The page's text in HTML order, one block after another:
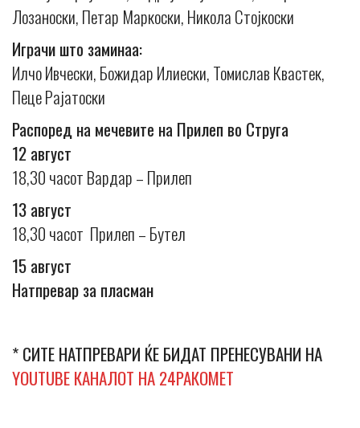
Лозаноски, Петар Маркоски, Никола Стојкоски
Играчи што заминаа:
Илчо Ивчески, Божидар Илиески, Томислав Квастек,
Пеце Рајатоски
Распоред на мечевите на Прилеп во Струга
12 август
18,30 часот Вардар – Прилеп
13 август
18,30 часот Прилеп – Бутел
15 август
Натпревар за пласман
* СИТЕ НАТПРЕВАРИ ЌЕ БИДАТ ПРЕНЕСУВАНИ НА
YOUTUBE КАНАЛОТ НА 24РАКОМЕТ